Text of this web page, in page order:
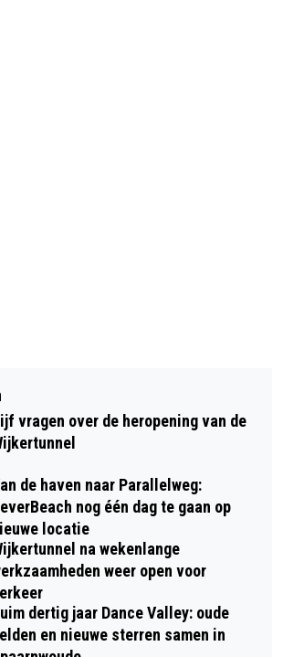
GEVONDEN DIEREN
KENNEMERLAND
HEEFT VOOR ÉÉN DAG
STRAND: BEVER BEACH
vragen over de heropening van de
de haven naar Parallelweg:
nog één dag te gaan op
locatie
na wekenlange
weer open voor
dertig jaar Dance Valley: oude
en nieuwe sterren samen in